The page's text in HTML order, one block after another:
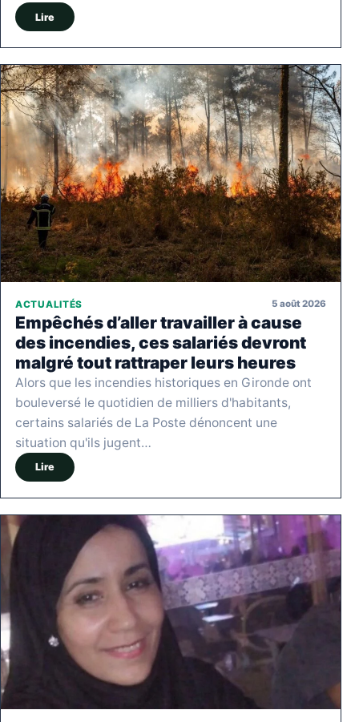
Lire
ACTUALITÉS 5 août 2026
Empêchés d’aller travailler à cause
des incendies, ces salariés devront
malgré tout rattraper leurs heures
Alors que les incendies historiques en Gironde ont
bouleversé le quotidien de milliers d'habitants,
certains salariés de La Poste dénoncent une
situation qu'ils jugent…
Lire